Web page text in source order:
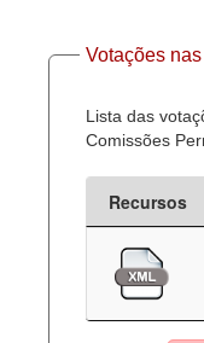
Votações
Lista das
Comissões
Recursos